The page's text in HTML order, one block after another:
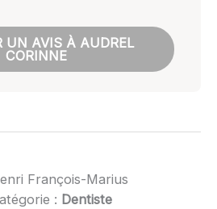
UN AVIS À AUDREL
CORINNE
François-Marius
: Dentiste